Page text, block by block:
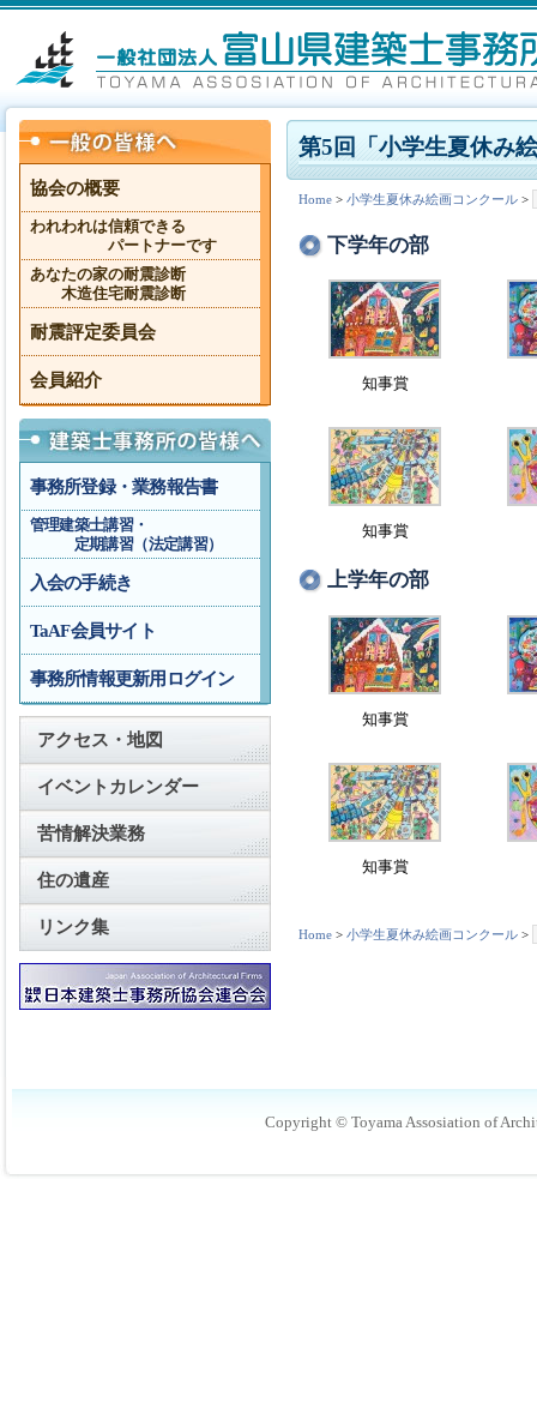
第5回「小学生夏休み
Home > 小学生夏休み絵画コンクール >
下学年の部
知事賞
知事賞
上学年の部
知事賞
知事賞
Home > 小学生夏休み絵画コンクール >
協会の概要
われわれは信頼できる
パートナーです
あなたの家の耐震診断
木造住宅耐震診断
耐震評定委員会
会員紹介
事務所登録・業務報告書
管理建築士講習・
定期講習（法定講習）
入会の手続き
TaAF会員サイト
事務所情報更新用ログイン
アクセス・地図
イベントカレンダー
苦情解決業務
住の遺産
リンク集
Copyright © Toyama Assosiation of